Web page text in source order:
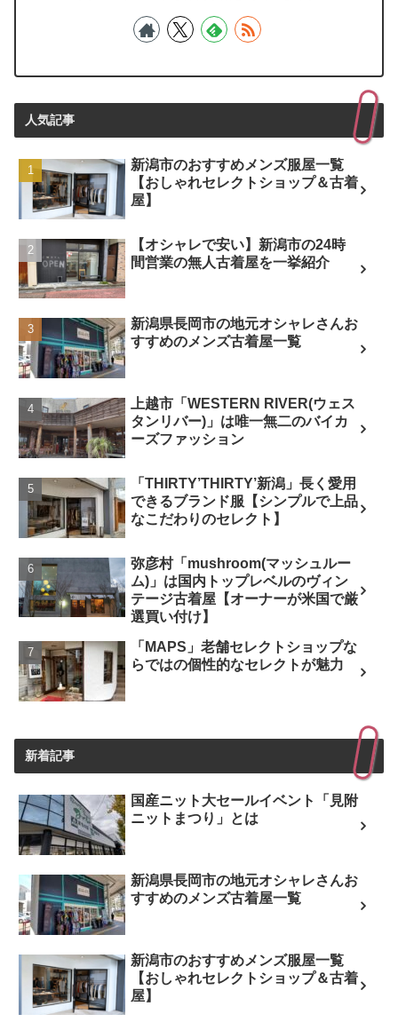
人気記事
新潟市のおすすめメンズ服屋一覧
【おしゃれセレクトショップ＆古着
屋】
【オシャレで安い】新潟市の24時
間営業の無人古着屋を一挙紹介
新潟県長岡市の地元オシャレさんお
すすめのメンズ古着屋一覧
上越市「WESTERN RIVER(ウェス
タンリバー)」は唯一無二のバイカ
ーズファッション
「THIRTY’THIRTY’新潟」長く愛用
できるブランド服【シンプルで上品
なこだわりのセレクト】
弥彦村「mushroom(マッシュルー
ム)」は国内トップレベルのヴィン
テージ古着屋【オーナーが米国で厳
選買い付け】
「MAPS」老舗セレクトショップな
らではの個性的なセレクトが魅力
新着記事
国産ニット大セールイベント「見附
ニットまつり」とは
新潟県長岡市の地元オシャレさんお
すすめのメンズ古着屋一覧
新潟市のおすすめメンズ服屋一覧
【おしゃれセレクトショップ＆古着
屋】